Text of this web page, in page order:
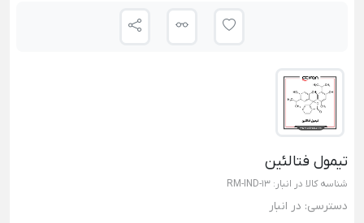
تیمول فتالئین
شناسه کالا در انبار: RM-IND-13
دسترسی: در انبار